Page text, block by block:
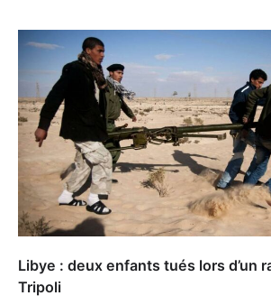
Libye : deux enfants tués lors d’un
Tripoli